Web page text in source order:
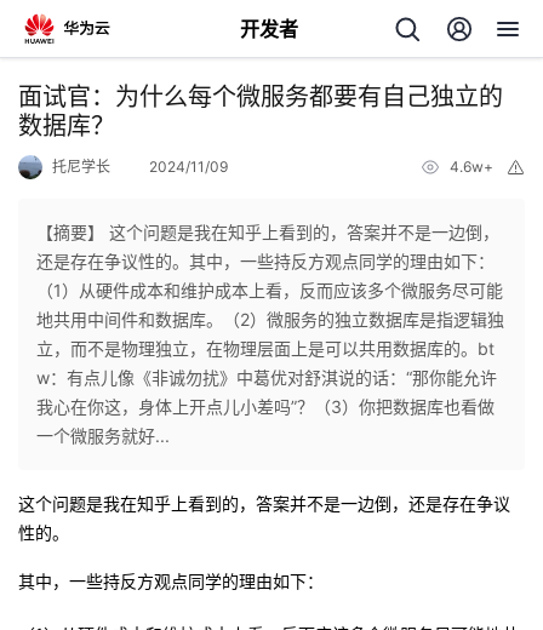
开发者
返
回
个
人
主
我
的
发
者
面试官：为什么每个微服务都要有自己独立的
数据库？
托尼学长 2024/11/09 4.6w+
【摘要】 这个问题是我在知乎上看到的，答案并不是一边倒，
还是存在争议性的。其中，一些持反方观点同学的理由如下：
（1）从硬件成本和维护成本上看，反而应该多个微服务尽可能
地共用中间件和数据库。（2）微服务的独立数据库是指逻辑独
立，而不是物理独立，在物理层面上是可以共用数据库的。bt
w：有点儿像《非诚勿扰》中葛优对舒淇说的话：“那你能允许
我心在你这，身体上开点儿小差吗”？（3）你把数据库也看做
一个微服务就好...
这个问题是我在知乎上看到的，答案并不是一边倒，还是存在争议
性的。
其中，一些持反方观点同学的理由如下：